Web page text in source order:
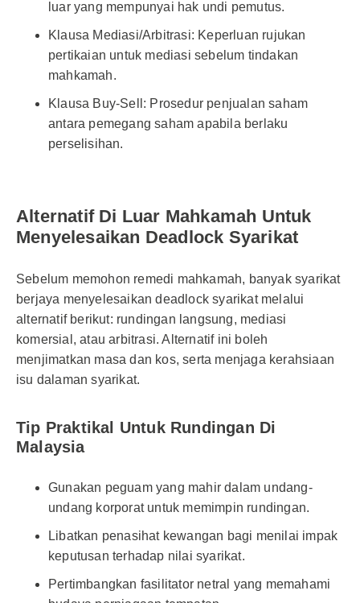
luar yang mempunyai hak undi pemutus.
Klausa Mediasi/Arbitrasi: Keperluan rujukan
pertikaian untuk mediasi sebelum tindakan
mahkamah.
Klausa Buy-Sell: Prosedur penjualan saham
antara pemegang saham apabila berlaku
perselisihan.
Alternatif Di Luar Mahkamah Untuk
Menyelesaikan Deadlock Syarikat
Sebelum memohon remedi mahkamah, banyak syarikat
berjaya menyelesaikan deadlock syarikat melalui
alternatif berikut: rundingan langsung, mediasi
komersial, atau arbitrasi. Alternatif ini boleh
menjimatkan masa dan kos, serta menjaga kerahsiaan
isu dalaman syarikat.
Tip Praktikal Untuk Rundingan Di
Malaysia
Gunakan peguam yang mahir dalam undang-
undang korporat untuk memimpin rundingan.
Libatkan penasihat kewangan bagi menilai impak
keputusan terhadap nilai syarikat.
Pertimbangkan fasilitator netral yang memahami